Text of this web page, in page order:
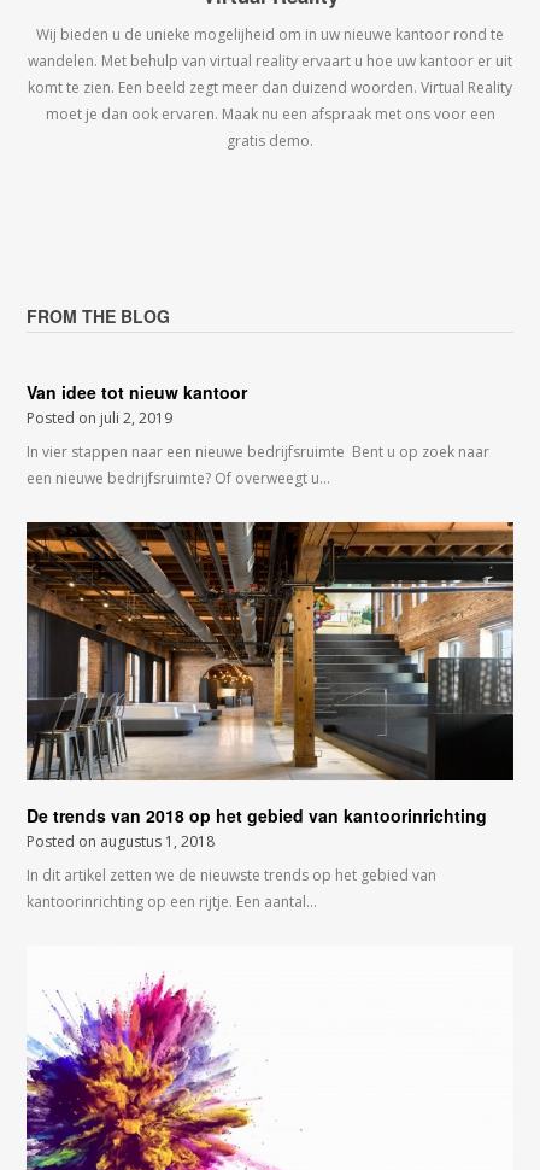
Wij bieden u de unieke mogelijheid om in uw nieuwe kantoor rond te
wandelen. Met behulp van virtual reality ervaart u hoe uw kantoor er uit
komt te zien. Een beeld zegt meer dan duizend woorden. Virtual Reality
moet je dan ook ervaren. Maak nu een afspraak met ons voor een
gratis demo.
FROM THE BLOG
Van idee tot nieuw kantoor
Posted on juli 2, 2019
In vier stappen naar een nieuwe bedrijfsruimte Bent u op zoek naar
een nieuwe bedrijfsruimte? Of overweegt u…
De trends van 2018 op het gebied van kantoorinrichting
Posted on augustus 1, 2018
In dit artikel zetten we de nieuwste trends op het gebied van
kantoorinrichting op een rijtje. Een aantal…